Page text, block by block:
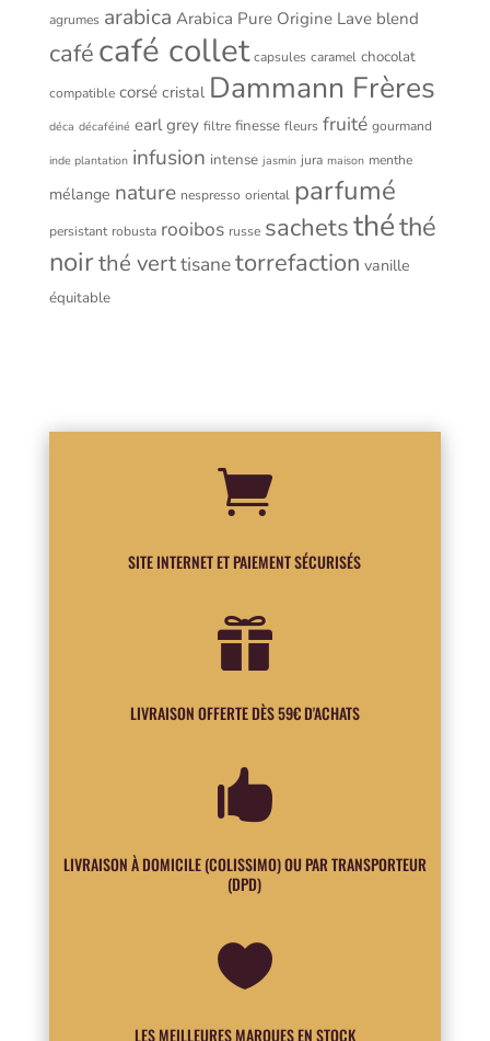
agrumes arabica Arabica Pure Origine Lave blend
café café collet capsules caramel chocolat
compatible corsé cristal Dammann Frères
déca décaféiné earl grey filtre finesse fleurs fruité gourmand
inde plantation infusion intense jasmin jura maison menthe
mélange nature nespresso oriental parfumé
persistant robusta rooibos russe sachetsthéthé
noirthé verttisanetorrefaction vanille
équitable

SITE INTERNET ET PAIEMENT SÉCURISÉS

LIVRAISON OFFERTE DÈS 59€ D'ACHATS

LIVRAISON À DOMICILE (COLISSIMO) OU PAR TRANSPORTEUR
(DPD)

LES MEILLEURES MARQUES EN STOCK